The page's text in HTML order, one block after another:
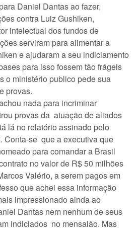
Daniel Dantas ao fazer,
contra Luiz Gushiken,
intelectual dos fundos de
serviram para alimentar a
e ajudaram a seu indiciamento
para isso fossem tão frágeis
o ministério publico pede sua
provas.
nada para incriminar
provas da atuação de aliados
lá no relatório assinado pelo
Conta-se que a executiva que
para comandar a Brasil
no valor de R$ 50 milhões
Valério, a serem pagos em
que achei essa informação
impressionado ainda ao
Dantas nem nenhum de seus
indiciados no mensalão. Mas